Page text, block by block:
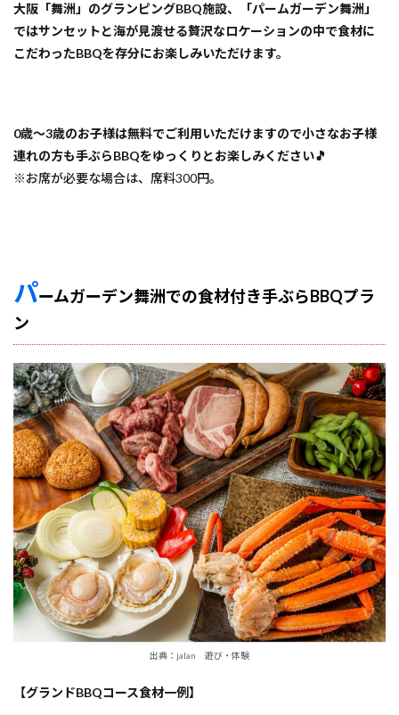
大阪「舞洲」のグランピングBBQ施設、「パームガーデン舞洲」
ではサンセットと海が見渡せる贅沢なロケーションの中で食材に
こだわったBBQを存分にお楽しみいただけます。
0歳～3歳のお子様は無料でご利用いただけますので小さなお子様
連れの方も手ぶらBBQをゆっくりとお楽しみください🎵
※お席が必要な場合は、席料300円。
パームガーデン舞洲での食材付き手ぶらBBQプラ
ン
出典：jalan 遊び・体験
【グランドBBQコース食材一例】